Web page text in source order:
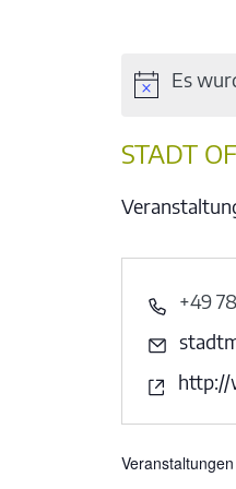
Es
STADT
+49
http://